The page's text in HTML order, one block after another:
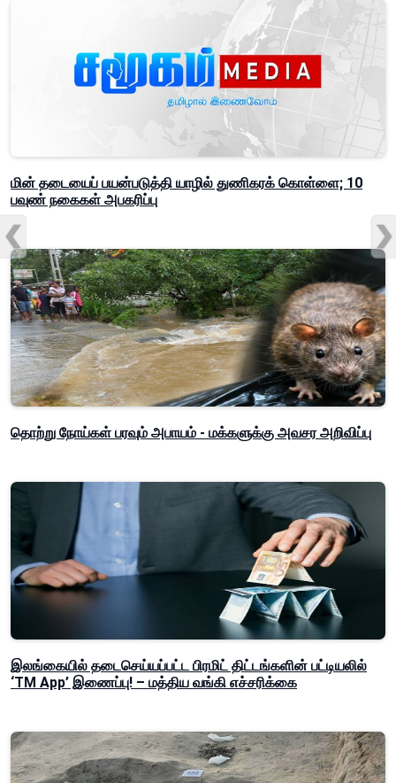
மின் தடையைப் பயன்படுத்தி யாழில் துணிகரக் கொள்ளை; 10
பவுண் நகைகள் அபகரிப்பு
தொற்று நோய்கள் பரவும் அபாயம் - மக்களுக்கு அவசர அறிவிப்பு
இலங்கையில் தடைசெய்யப்பட்ட பிரமிட் திட்டங்களின் பட்டியலில்
‘TM App’ இணைப்பு! – மத்திய வங்கி எச்சரிக்கை